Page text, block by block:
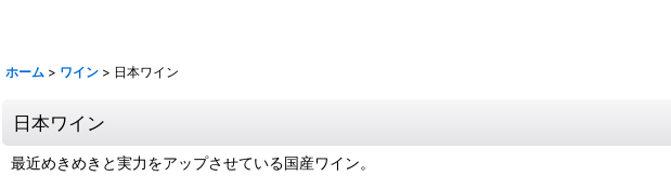
ホーム > ワイン > 日本ワイン
日本ワイン
最近めきめきと実力をアップさせている国産ワイン。